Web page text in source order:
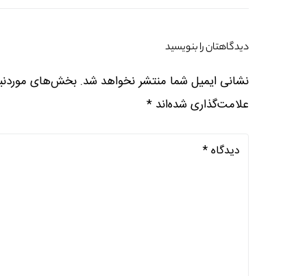
دیدگاهتان را بنویسید
نشانی ایمیل شما منتشر نخواهد شد. بخش‌های
علامت‌گذاری شده‌اند *